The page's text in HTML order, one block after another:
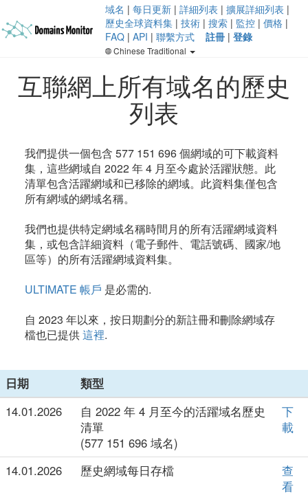
域名 | 每日更新 | 詳細列表 | 擴展詳細列表 |
歷史全球資料集 | 技術 | 搜索 | 監控 | 價格 |
FAQ | API | 聯繫方式 註冊 | 登錄
Chinese Traditional
互聯網上所有域名的歷史
列表
我們提供一個包含 577 151 696 個網域的可下載資料
集，這些網域自 2022 年 4 月至今處於活躍狀態。此
清單包含活躍網域和已移除的網域。此資料集僅包含
所有網域的網域名稱。
我們也提供特定網域名稱時間月的所有活躍網域資料
集，或包含詳細資料（電子郵件、電話號碼、國家/地
區等）的所有活躍網域資料集。
ULTIMATE 帳戶 是必需的.
自 2023 年以來，按日期劃分的新註冊和刪除網域存
檔也已提供這裡.
日期
類型
14.01.2026
自 2022 年 4 月至今的活躍域名歷史
清單
(577 151 696 域名)
下
載
14.01.2026 歷史網域每日存檔
查
看